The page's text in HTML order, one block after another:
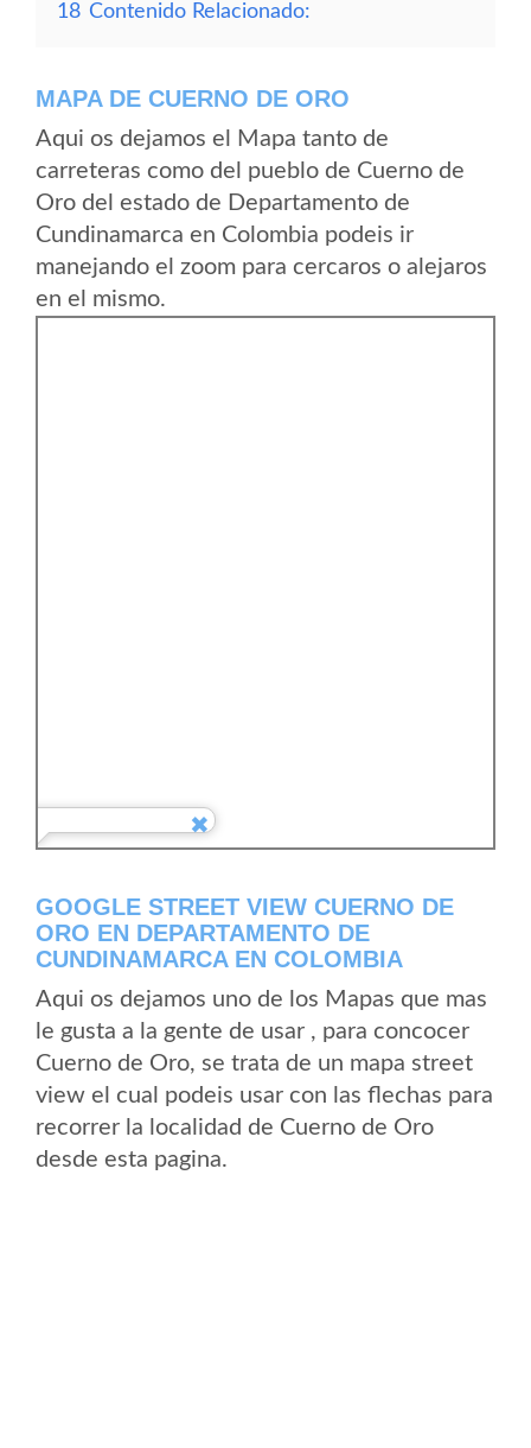
18 Contenido Relacionado:
MAPA DE CUERNO DE ORO
Aqui os dejamos el Mapa tanto de
carreteras como del pueblo de Cuerno de
Oro del estado de Departamento de
Cundinamarca en Colombia podeis ir
manejando el zoom para cercaros o alejaros
en el mismo.
GOOGLE STREET VIEW CUERNO DE
ORO EN DEPARTAMENTO DE
CUNDINAMARCA EN COLOMBIA
Aqui os dejamos uno de los Mapas que mas
le gusta a la gente de usar , para concocer
Cuerno de Oro, se trata de un mapa street
view el cual podeis usar con las flechas para
recorrer la localidad de Cuerno de Oro
desde esta pagina.